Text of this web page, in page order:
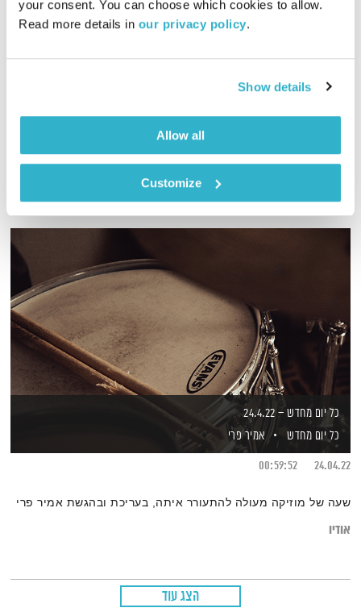
your consent. You can choose which cookies to allow.
Read more details in our privacy policy.
Show details
Allow all
Customize
רובן להב ויוסי בבליקי
יוסי בבליקי מארח את אלי רוזן עם אלבום חדש וגם – המון מוזיקה
כל יום מחדש – 24.4.22
כל יום מחדש
אמיר פרי
24.04.22
00:59:52
שעה של מוזיקה מעולה להתעורר איתה, בעריכת ובהגשת אמיר פרי
אודיו
הצג עוד